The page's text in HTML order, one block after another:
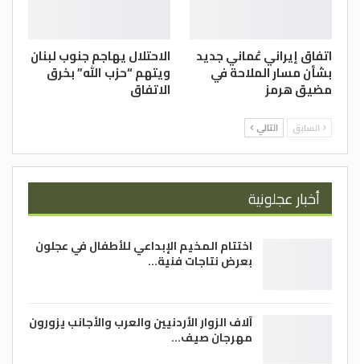
اتفاق إيراني عُماني جديد
بشأن مسار الملاحة في
مضيق هرمز
الاحتلال يهاجم جنوب لبنان
ويتهم “حزب الله” بخرق
الاتفاق
السابق التالي
أخبار عجلونية
اختتام المخيم الإبداعي للأطفال في عجلون
بعرض نتاجات فنية…
آلاف الزوار الأردنيين والعرب والأجانب يزورون
مهرجان صيف…